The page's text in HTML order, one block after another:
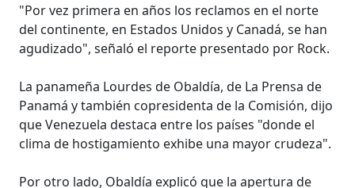
"Por vez primera en años los reclamos en el norte
del continente, en Estados Unidos y Canadá, se han
agudizado", señaló el reporte presentado por Rock.
La panameña Lourdes de Obaldía, de La Prensa de
Panamá y también copresidenta de la Comisión, dijo
que Venezuela destaca entre los países "donde el
clima de hostigamiento exhibe una mayor crudeza".
Por otro lado, Obaldía explicó que la apertura de